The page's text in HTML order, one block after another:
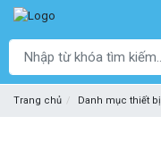
Trang chủ Danh mục thiết bị